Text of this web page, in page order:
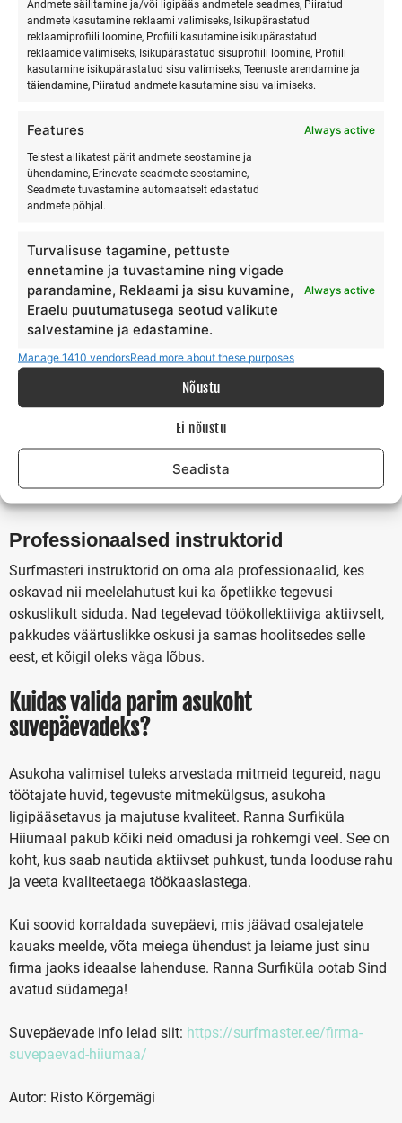
Andmete säilitamine ja/või ligipääs andmetele seadmes, Piiratud
andmete kasutamine reklaami valimiseks, Isikupärastatud
reklaamiprofiili loomine, Profiili kasutamine isikupärastatud
reklaamide valimiseks, Isikupärastatud sisuprofiili loomine, Profiili
kasutamine isikupärastatud sisu valimiseks, Teenuste arendamine ja
täiendamine, Piiratud andmete kasutamine sisu valimiseks.
Features Always active
Teistest allikatest pärit andmete seostamine ja
ühendamine, Erinevate seadmete seostamine,
Seadmete tuvastamine automaatselt edastatud
andmete põhjal.
Turvalisuse tagamine, pettuste
ennetamine ja tuvastamine ning vigade
parandamine, Reklaami ja sisu kuvamine,
Eraelu puutumatusega seotud valikute
salvestamine ja edastamine.
Always active
Manage 1410 vendorsRead more about these purposes
Nõustu
Ei nõustu
Seadista
Banaanisõit ja veelauaõpe: Need tegevused toovad
kaasa naeru ja meeskonna tõelise ühteliitmise.
Pallimängud rannaniidul
: Sportlikud
meeskonnamängud on suurepärane viis
Looduslähedane keskkond
Hiiumaa looduse ilu on väärtus omaette. Meie oma BALI
saar ongi Hiiumaa. Mereäärne asukoht, lopsakad
ideaaltingimused nii aktiivseteks tegevusteks kui ka
rahulikuks jalutuskäiguks. Looduse keskel viibimine aitab
töötajatel lõõgastuda ja täita end positiivse energiaga.
Maitsev toit ja saunamõnud
Ranna Surfiküla toitlustus on midagi, mida osalejad kaua
meeles peavad. Väga maitsvad ja kohalikest koostisainetest
valmistatud road rahuldavad ka kõige nõudlikuma
maitsemeele. Päeva lõpetamiseks saab nautida sauna ja
värskendavat suplust meres – ideaalne viis väsimuse
leevendamiseks ja meeleolu tõstmiseks.
Professionaalsed instruktorid
Surfmasteri instruktorid on oma ala professionaalid, kes
oskavad nii meelelahutust kui ka õpetlikke tegevusi
oskuslikult siduda. Nad tegelevad töökollektiiviga aktiivselt,
pakkudes väärtuslikke oskusi ja samas hoolitsedes selle
eest, et kõigil oleks väga lõbus.
Kuidas valida parim asukoht
suvepäevadeks?
Asukoha valimisel tuleks arvestada mitmeid tegureid, nagu
töötajate huvid, tegevuste mitmekülgsus, asukoha
ligipääsetavus ja majutuse kvaliteet. Ranna Surfiküla
Hiiumaal pakub kõiki neid omadusi ja rohkemgi veel. See on
koht, kus saab nautida aktiivset puhkust, tunda looduse rahu
ja veeta kvaliteetaega töökaaslastega.
Kui soovid korraldada suvepäevi, mis jäävad osalejatele
kauaks meelde, võta meiega ühendust ja leiame just sinu
firma jaoks ideaalse lahenduse. Ranna Surfiküla ootab Sind
avatud südamega!
Suvepäevade info leiad siit: https://surfmaster.ee/firma-
suvepaevad-hiiumaa/
Autor: Risto Kõrgemägi